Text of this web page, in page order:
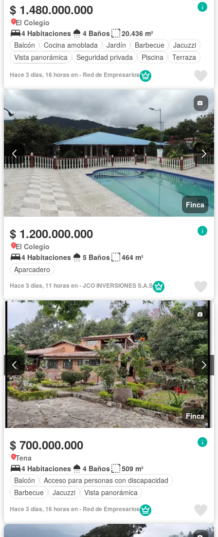
$ 1.480.000.000
El Colegio
4 Habitaciones
4 Baños
20.436 m²
Balcón
Cocina amoblada Jardín Barbecue
Jacuzzi
Vista panorámica
Seguridad privada Piscina
Terraza
Hace 3 días, 16 horas en - Red de Empresarios
Finca
$ 1.200.000.000
El Colegio
4 Habitaciones
5 Baños
464 m²
Aparcadero
Hace 3 días, 11 horas en - JCO INVERSIONES S.A.S
Finca
$ 700.000.000
Tena
4 Habitaciones
4 Baños
509 m²
Balcón
Acceso para personas con discapacidad
Barbecue
Jacuzzi Vista panorámica
Hace 3 días, 16 horas en - Red de Empresarios